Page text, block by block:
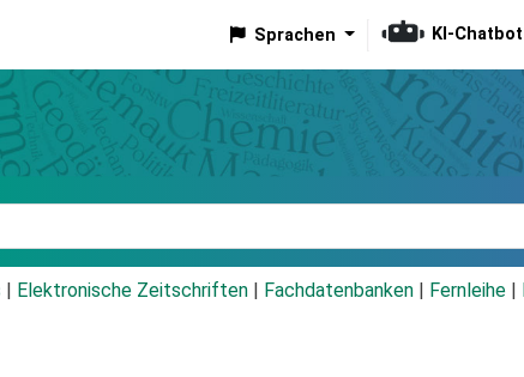
Sprachen KI-Chatbot
Elektronische Zeitschriften Fachdatenbanken Fernleihe